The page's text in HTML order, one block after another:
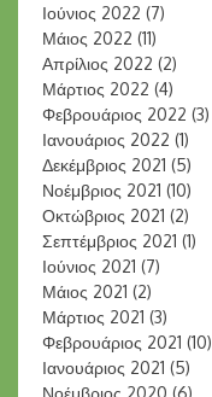
Ιούνιος 2022 (7)
Μάιος 2022 (11)
Απρίλιος 2022 (2)
Μάρτιος 2022 (4)
Φεβρουάριος 2022 (3)
Ιανουάριος 2022 (1)
Δεκέμβριος 2021 (5)
Νοέμβριος 2021 (10)
Οκτώβριος 2021 (2)
Σεπτέμβριος 2021 (1)
Ιούνιος 2021 (7)
Μάιος 2021 (2)
Μάρτιος 2021 (3)
Φεβρουάριος 2021 (10)
Ιανουάριος 2021 (5)
Νοέμβριος 2020 (6)